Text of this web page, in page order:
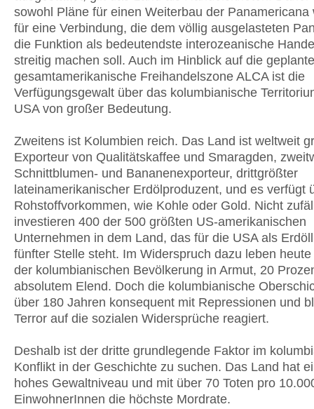
sowohl Pläne für einen Weiterbau der Panamericana
für eine Verbindung, die dem völlig ausgelasteten
die Funktion als bedeutendste interozeanische
streitig machen soll. Auch im Hinblick auf die geplante
gesamtamerikanische Freihandelszone ALCA ist die
Verfügungsgewalt über das kolumbianische
USA von großer Bedeutung.
Zweitens ist Kolumbien reich. Das Land ist weltweit
Exporteur von Qualitätskaffee und Smaragden,
Schnittblumen- und Bananenexporteur, drittgrößter
lateinamerikanischer Erdölproduzent, und es verfügt
Rohstoffvorkommen, wie Kohle oder Gold. Nicht
investieren 400 der 500 größten US-amerikanischen
Unternehmen in dem Land, das für die USA als
fünfter Stelle steht. Im Widerspruch dazu leben
der kolumbianischen Bevölkerung in Armut, 20
absolutem Elend. Doch die kolumbianische
über 180 Jahren konsequent mit Repressionen und
Terror auf die sozialen Widersprüche reagiert.
Deshalb ist der dritte grundlegende Faktor im
Konflikt in der Geschichte zu suchen. Das Land hat
hohes Gewaltniveau und mit über 70 Toten pro
EinwohnerInnen die höchste Mordrate.